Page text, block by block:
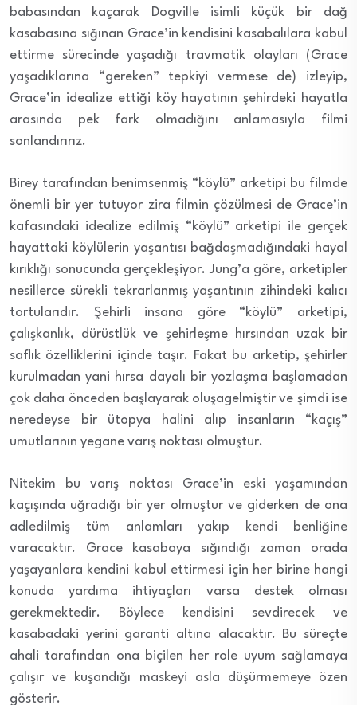
babasından kaçarak Dogville isimli küçük bir dağ
kasabasına sığınan Grace’in kendisini kasabalılara kabul
ettirme sürecinde yaşadığı travmatik olayları (Grace
yaşadıklarına “gereken” tepkiyi vermese de) izleyip,
Grace’in idealize ettiği köy hayatının şehirdeki hayatla
arasında pek fark olmadığını anlamasıyla filmi
sonlandırırız.
Birey tarafından benimsenmiş “köylü” arketipi bu filmde
önemli bir yer tutuyor zira filmin çözülmesi de Grace’in
kafasındaki idealize edilmiş “köylü” arketipi ile gerçek
hayattaki köylülerin yaşantısı bağdaşmadığındaki hayal
kırıklığı sonucunda gerçekleşiyor. Jung’a göre, arketipler
nesillerce sürekli tekrarlanmış yaşantının zihindeki kalıcı
tortularıdır. Şehirli insana göre “köylü” arketipi,
çalışkanlık, dürüstlük ve şehirleşme hırsından uzak bir
saflık özelliklerini içinde taşır. Fakat bu arketip, şehirler
kurulmadan yani hırsa dayalı bir yozlaşma başlamadan
çok daha önceden başlayarak oluşagelmiştir ve şimdi ise
neredeyse bir ütopya halini alıp insanların “kaçış”
umutlarının yegane varış noktası olmuştur.
Nitekim bu varış noktası Grace’in eski yaşamından
kaçışında uğradığı bir yer olmuştur ve giderken de ona
adledilmiş tüm anlamları yakıp kendi benliğine
varacaktır. Grace kasabaya sığındığı zaman orada
yaşayanlara kendini kabul ettirmesi için her birine hangi
konuda yardıma ihtiyaçları varsa destek olması
gerekmektedir. Böylece kendisini sevdirecek ve
kasabadaki yerini garanti altına alacaktır. Bu süreçte
ahali tarafından ona biçilen her role uyum sağlamaya
çalışır ve kuşandığı maskeyi asla düşürmemeye özen
gösterir.